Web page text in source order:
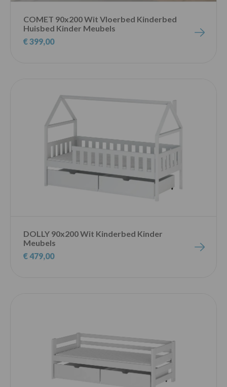
COMET 90x200 Wit Vloerbed Kinderbed
Huisbed Kinder Meubels
€ 399,00
DOLLY 90x200 Wit Kinderbed Kinder
Meubels
€ 479,00